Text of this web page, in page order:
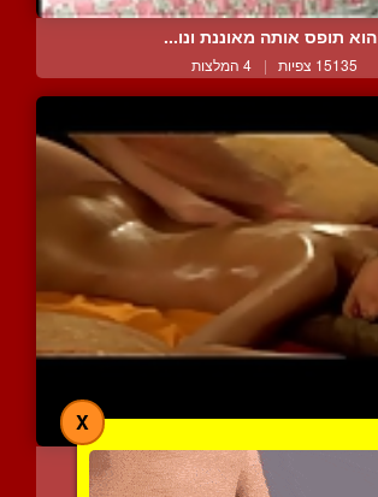
הוא תופס אותה מאוננת ונו...
15135 צפיות | 4 המלצות
נפלאות העיסוי הטנטרי בין...
X